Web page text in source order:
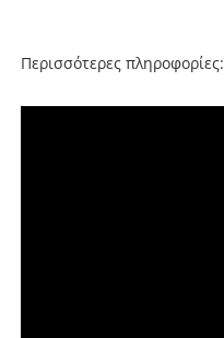
Περισσότερες πληροφορίες: